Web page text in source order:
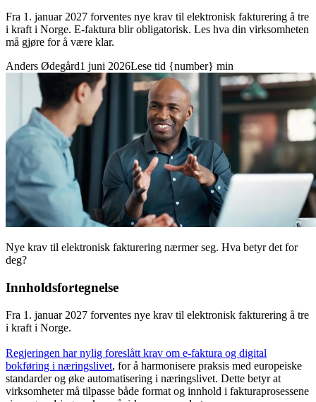
Fra 1. januar 2027 forventes nye krav til elektronisk fakturering å tre
i kraft i Norge. E-faktura blir obligatorisk. Les hva din virksomheten
må gjøre for å være klar.
Anders Ødegård1 juni 2026Lese tid {number} min
Nye krav til elektronisk fakturering nærmer seg. Hva betyr det for
deg?
Innholdsfortegnelse
Fra 1. januar 2027 forventes nye krav til elektronisk fakturering å tre
i kraft i Norge.
Regjeringen har nylig foreslått krav om e-faktura og digital
bokføring i næringslivet, for å harmonisere praksis med europeiske
standarder og øke automatisering i næringslivet. Dette betyr at
virksomheter må tilpasse både format og innhold i fakturaprosessene